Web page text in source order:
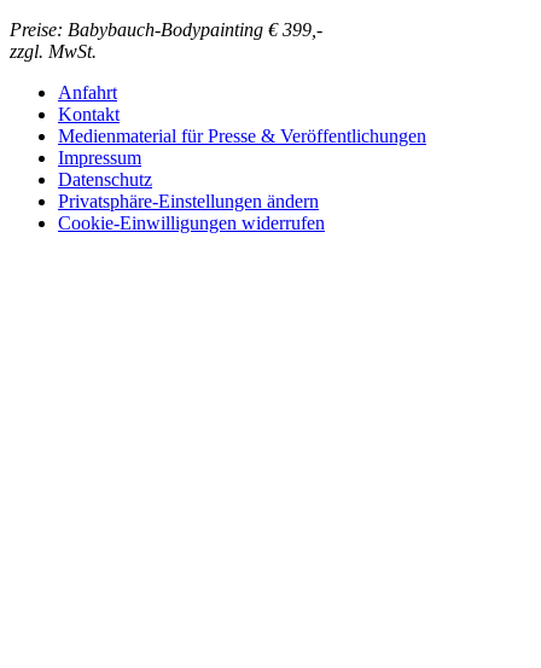
Preise: Babybauch-Bodypainting € 399,-
zzgl. MwSt.
Anfahrt
Kontakt
Medienmaterial für Presse & Veröffentlichungen
Impressum
Datenschutz
Privatsphäre-Einstellungen ändern
Cookie-Einwilligungen widerrufen